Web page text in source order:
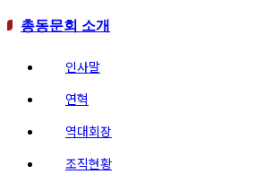
총동문회 소개
인사말
연혁
역대회장
조직현황